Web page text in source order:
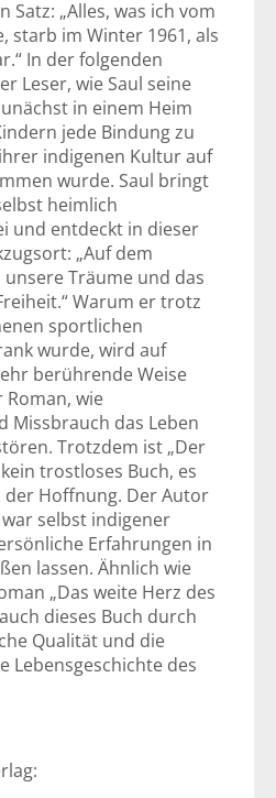
„Alles, was ich vom
starb im Winter 1961, als
In der folgenden
Leser, wie Saul seine
in einem Heim
jede Bindung zu
indigenen Kultur auf
wurde. Saul bringt
heimlich
und entdeckt in dieser
„Auf dem
Träume und das
Warum er trotz
sportlichen
wurde, wird auf
berührende Weise
Roman, wie
Missbrauch das Leben
Trotzdem ist „Der
trostloses Buch, es
der Hoffnung. Der Autor
selbst indigener
Erfahrungen in
lassen. Ähnlich wie
„Das weite Herz des
dieses Buch durch
Qualität und die
Lebensgeschichte des